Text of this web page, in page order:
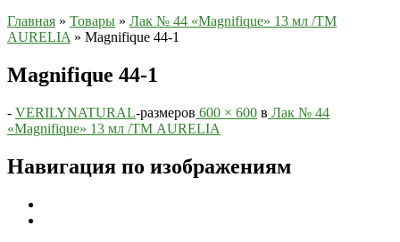
Главная » Товары » Лак № 44 «Magnifique» 13 мл /ТМ
AURELIA » Magnifique 44-1
Magnifique 44-1
- VERILYNATURAL-размеров 600 × 600 в Лак № 44
«Magnifique» 13 мл /ТМ AURELIA
Навигация по изображениям